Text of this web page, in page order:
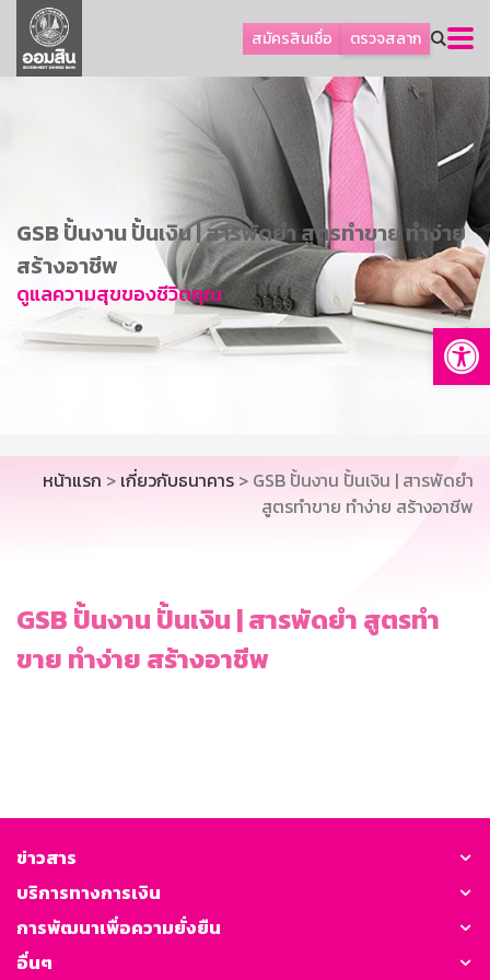
สมัครสินเชื่อ ตรวจสลาก
ลูกค้าธุรกิจ
ลูกค้าผู้ประกอบรายย่อย
การพัฒนาที่ยั่งยืน
ข่าวสาร
บริการทางการเงิน
อื่นๆ
TH
EN
GSB Society
GSB ปั้นงาน ปั้นเงิน | สารพัดยำ สูตรทำขาย ทำง่าย
สร้างอาชีพ
ดูแลความสุขของชีวิตคุณ
หน้าแรก > เกี่ยวกับธนาคาร > GSB ปั้นงาน ปั้นเงิน | สารพัดยำ
สูตรทำขาย ทำง่าย สร้างอาชีพ
GSB ปั้นงาน ปั้นเงิน | สารพัดยำ สูตรทำ
ขาย ทำง่าย สร้างอาชีพ
ข่าวสาร
บริการทางการเงิน
การพัฒนาเพื่อความยั่งยืน
อื่นๆ